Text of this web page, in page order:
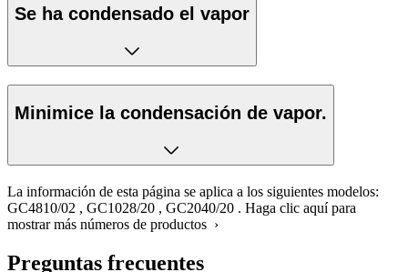
Se ha condensado el vapor
Minimice la condensación de vapor.
La información de esta página se aplica a los siguientes modelos:
GC4810/02 , GC1028/20 , GC2040/20 . Haga clic aquí para
mostrar más números de productos ›
Preguntas frecuentes